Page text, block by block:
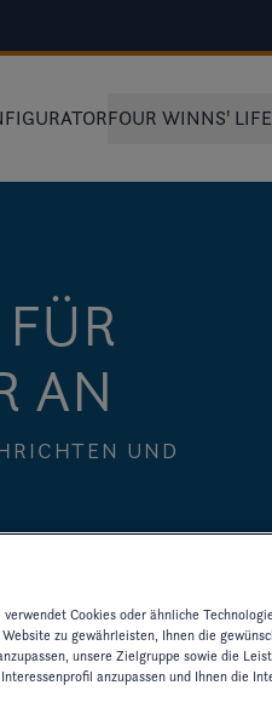
FOUR WINNS' LIFE
AN
UND
verwendet Cookies oder ähnliche
zu gewährleisten, Ihnen die
unsere Zielgruppe sowie die
anzupassen und Ihnen die